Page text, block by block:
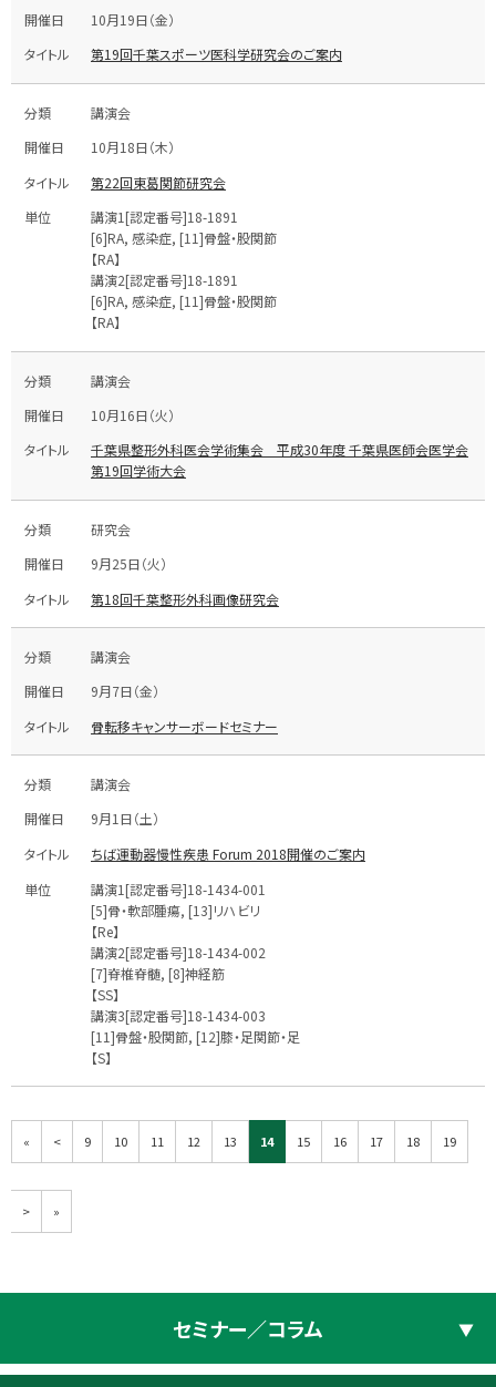
10月19日（金）
第19回千葉スポーツ医科学研究会のご案内
講演会
10月18日（木）
第22回東葛関節研究会
講演1[認定番号]18-1891
[6]RA, 感染症, [11]骨盤・股関節
【RA】
講演2[認定番号]18-1891
[6]RA, 感染症, [11]骨盤・股関節
【RA】
講演会
10月16日（火）
千葉県整形外科医会学術集会 平成30年度 千葉県医師会医学会
第19回学術大会
研究会
9月25日（火）
第18回千葉整形外科画像研究会
講演会
9月7日（金）
骨転移キャンサーボードセミナー
講演会
9月1日（土）
ちば運動器慢性疾患 Forum 2018開催のご案内
講演1[認定番号]18-1434-001
[5]骨・軟部腫瘍, [13]リハビリ
【Re】
講演2[認定番号]18-1434-002
[7]脊椎脊髄, [8]神経筋
【SS】
講演3[認定番号]18-1434-003
[11]骨盤・股関節, [12]膝・足関節・足
【S】
« < 9 10 11 12 13 14 15 16 17 18 19
> »
セミナー／コラム